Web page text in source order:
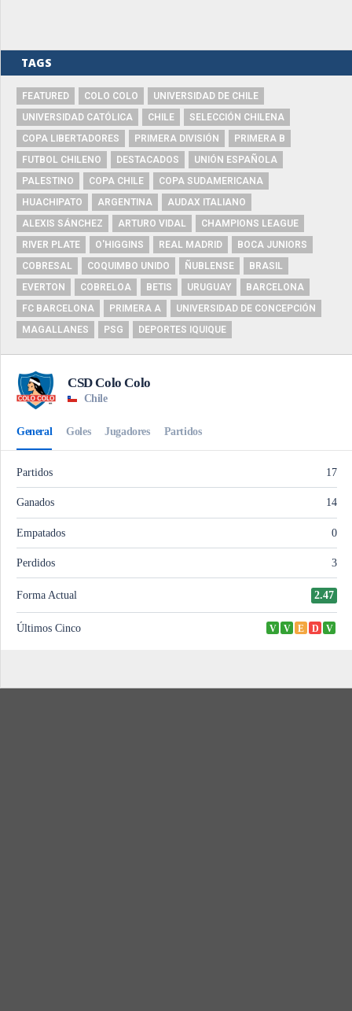
TAGS
FEATURED COLO COLO
UNIVERSIDAD DE CHILE
UNIVERSIDAD CATÓLICA
CHILE
SELECCIÓN CHILENA
COPA LIBERTADORES
PRIMERA DIVISIÓN
PRIMERA B
FUTBOL CHILENO
DESTACADOS
UNIÓN ESPAÑOLA
PALESTINO
COPA CHILE
COPA SUDAMERICANA
HUACHIPATO
ARGENTINA
AUDAX ITALIANO
ALEXIS SÁNCHEZ
ARTURO VIDAL
CHAMPIONS LEAGUE
RIVER PLATE
O'HIGGINS REAL MADRID
BOCA JUNIORS
COBRESAL
COQUIMBO UNIDO ÑUBLENSE
BRASIL
EVERTON
COBRELOA BETIS URUGUAY
BARCELONA
FC BARCELONA
PRIMERA A
UNIVERSIDAD DE CONCEPCIÓN
MAGALLANES
PSG DEPORTES IQUIQUE